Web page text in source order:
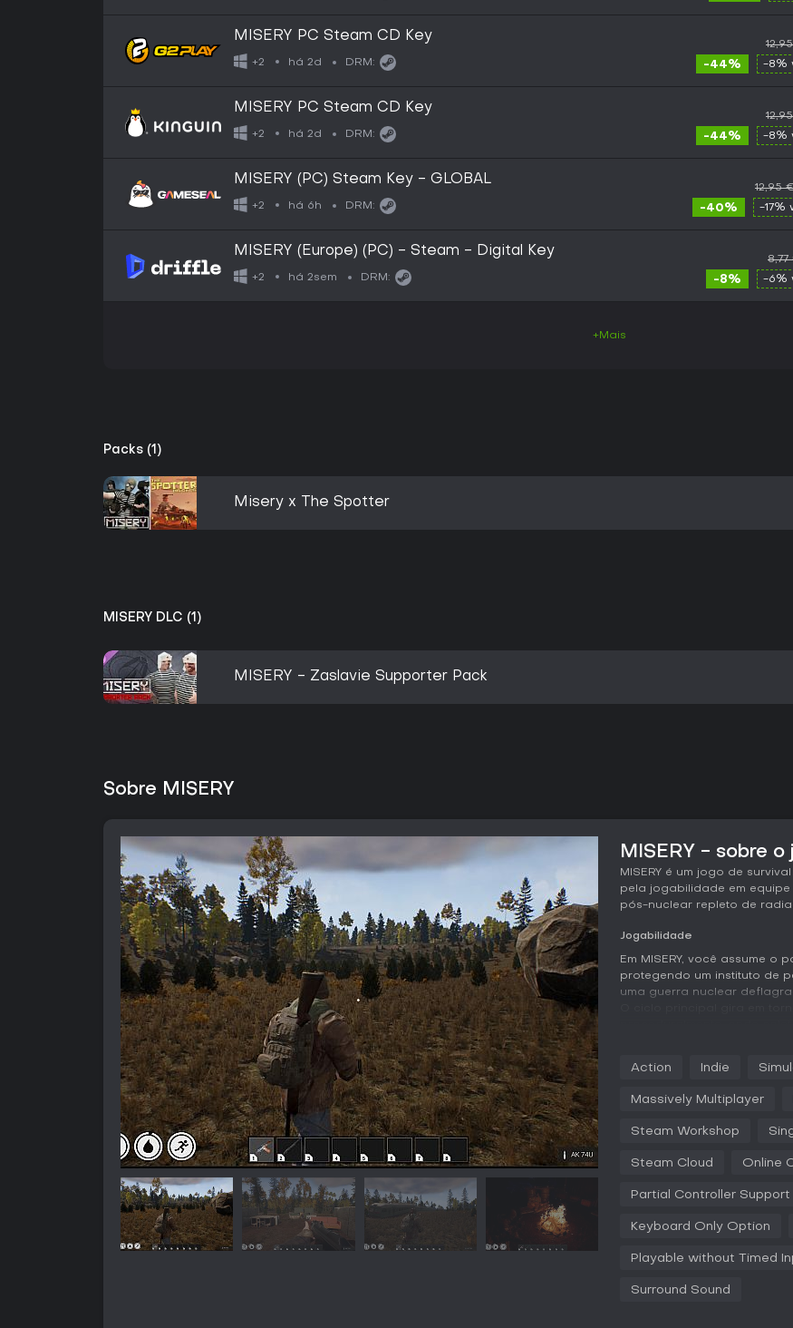
MISERY PC Steam CD Key
+2 há 2d DRM: -44% -8%
MISERY PC Steam CD Key
+2 há 2d DRM: -44% -8%
MISERY (PC) Steam Key - GLOBAL
+2 há 6h DRM:
12,95
-40% -17%
MISERY (Europe) (PC) - Steam - Digital Key
+2 há 2sem DRM: -8% -6%
+Mais
Packs (1)
Misery x The Spotter
MISERY DLC (1)
MISERY - Zaslavie Supporter Pack
Sobre MISERY
MISERY - sobre o
MISERY é um jogo de
pela jogabilidade em
pós-nuclear repleto de
Jogabilidade
Em MISERY, você assume
protegendo um instituto de
uma guerra nuclear
radiação e saúde mental -
únicos, anomalias letais
distorcidos por anomalias e
hora de expandi-lo com
gnomes, estações de
saqueados como móveis e
Após os raids, um bar no
mercador, bater papo com
Action Indie
Massively Multiplayer
Steam Workshop
Steam Cloud Online
Partial Controller Support
Keyboard Only Option
Playable without Timed
Surround Sound